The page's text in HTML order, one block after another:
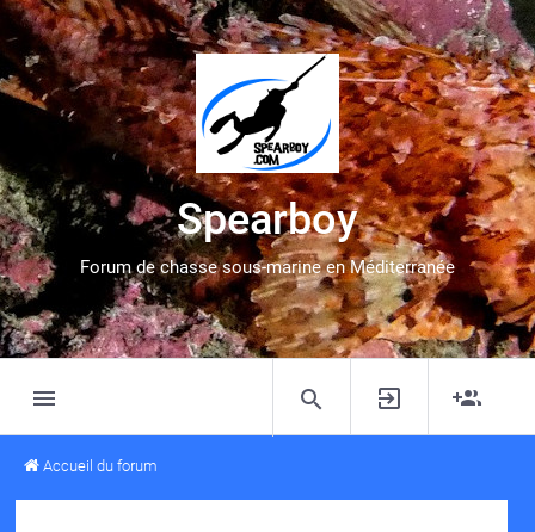
Spearboy
Forum de chasse sous-marine en Méditerranée
Accueil du forum